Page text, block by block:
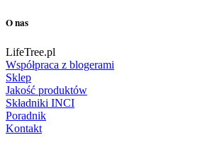
O nas
LifeTree.pl
Współpraca z blogerami
Sklep
Jakość produktów
Składniki INCI
Poradnik
Kontakt